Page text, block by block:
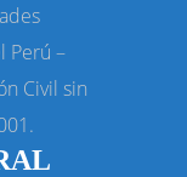
Perú –
Civil sin